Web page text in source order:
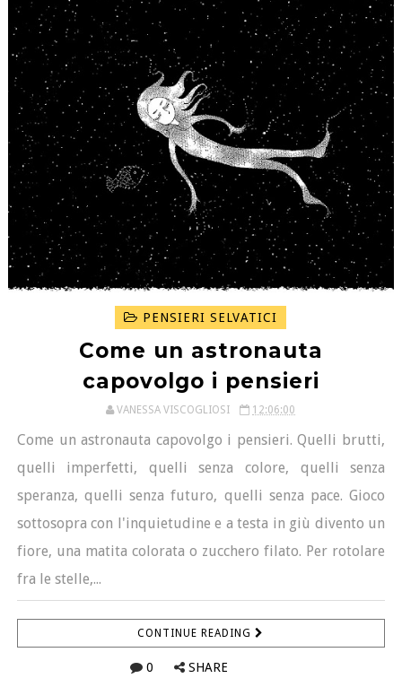
PENSIERI SELVATICI
Come un astronauta
capovolgo i pensieri
VANESSA VISCOGLIOSI 12:06:00
Come un astronauta capovolgo i pensieri. Quelli brutti,
quelli imperfetti, quelli senza colore, quelli senza
speranza, quelli senza futuro, quelli senza pace. Gioco
sottosopra con l'inquietudine e a testa in giù divento un
fiore, una matita colorata o zucchero filato. Per rotolare
fra le stelle,...
CONTINUE READING
0 SHARE